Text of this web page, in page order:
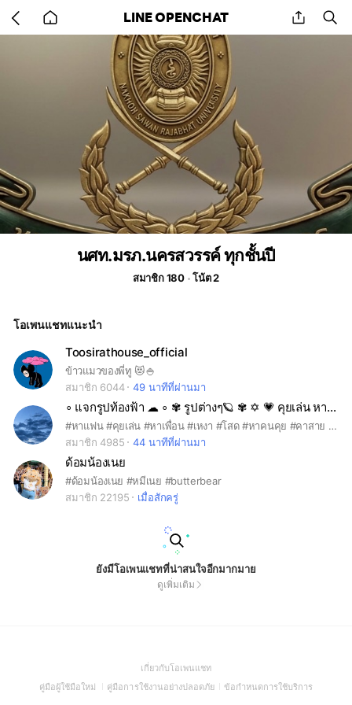
back
to
LINE OPENCHAT share
นศท.มรภ.นครสวรรค์ ทุกชั้นปี
สมาชิก 180 โน้ต 2
โอเพนแชทแนะนำ
Toosirathouse_official
ข้าวแมวของพี่ทู 😻🍚
สมาชิก 6044
49 นาทีที่ผ่านมา
∘ แจกรูปท้องฟ้า ☁ ∘ ✾ รูปต่างๆ🪐 ✾ ✡︎ 💗 คุยเล่น หาเพื่อน 🎀 ✡︎
#หาแฟน #คุยเล่น #หาเพื่อน #เหงา #โสด #หาคนคุย #คาสาย #หาคนรู้ใจ เข้ามาคุยได้เลยค่ะ
สมาชิก 4985
44 นาทีที่ผ่านมา
ด้อมน้องเนย
#ด้อมน้องเนย #หมีเนย #butterbear
สมาชิก 22195
เมื่อสักครู่
ยังมีโอเพนแชทที่น่าสนใจอีกมากมาย
ดูเพิ่มเติม
เกี่ยวกับโอเพนแชท(Open
in
คู่มือผู้ใช้มือใหม่
(Open
คู่มือการใช้งานอย่างปลอดภัย(Open
ข้อกำหนดการใช้บริการ(Open